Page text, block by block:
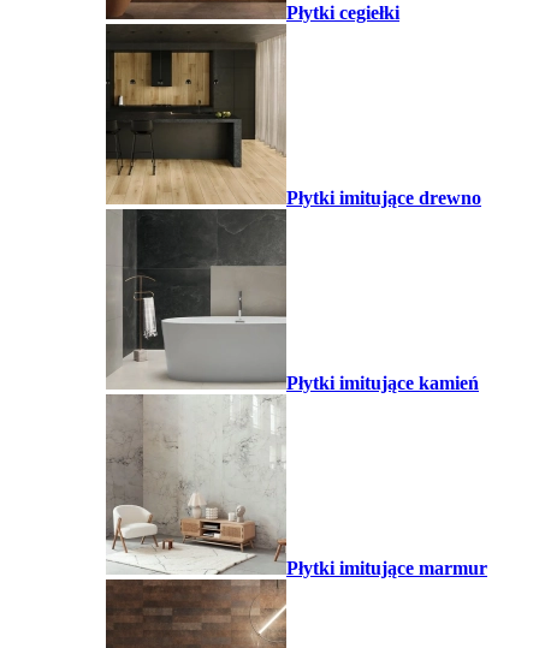
Płytki cegiełki
Płytki imitujące drewno
Płytki imitujące kamień
Płytki imitujące marmur